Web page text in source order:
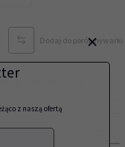
Dodaj do porównywarki
×
z naszą ofertą